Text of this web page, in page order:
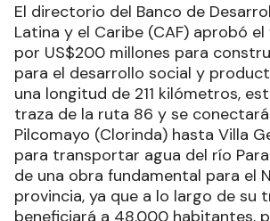
El directorio del Banco de
Latina y el Caribe (CAF) aprobó
por US$200 millones para
para el desarrollo social y
una longitud de 211 kilómetros,
traza de la ruta 86 y se
Pilcomayo (Clorinda) hasta Villa
para transportar agua del río
de una obra fundamental para el
provincia, ya que a lo largo de su
beneficiará a 48.000 habitantes,